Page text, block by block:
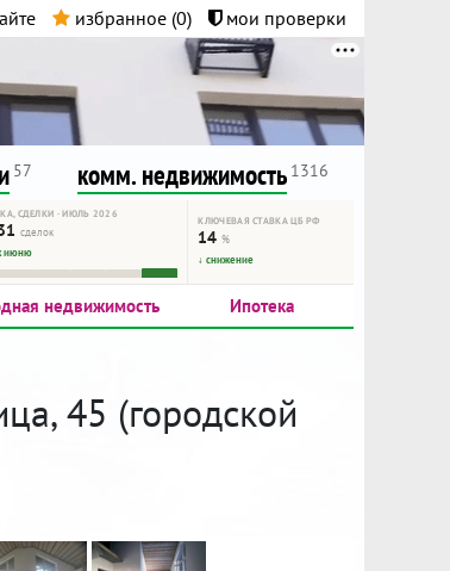
избранное (0) мои проверки
57 комм. недвижимость 1316
СДЕЛКИ · ИЮЛЬ 2026
сделок
июню
КЛЮЧЕВАЯ СТАВКА ЦБ РФ
14%
↓ снижение
недвижимость Ипотека
45 (городской